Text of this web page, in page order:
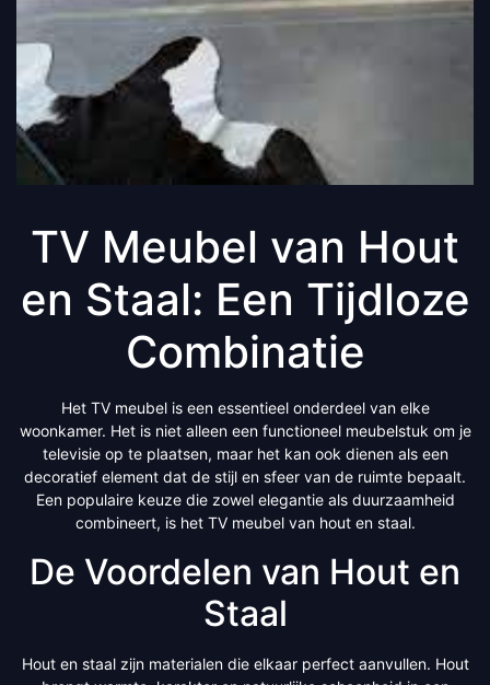
TV Meubel van Hout
en Staal: Een Tijdloze
Combinatie
Het TV meubel is een essentieel onderdeel van elke
woonkamer. Het is niet alleen een functioneel meubelstuk om je
televisie op te plaatsen, maar het kan ook dienen als een
decoratief element dat de stijl en sfeer van de ruimte bepaalt.
Een populaire keuze die zowel elegantie als duurzaamheid
combineert, is het TV meubel van hout en staal.
De Voordelen van Hout en
Staal
Hout en staal zijn materialen die elkaar perfect aanvullen. Hout